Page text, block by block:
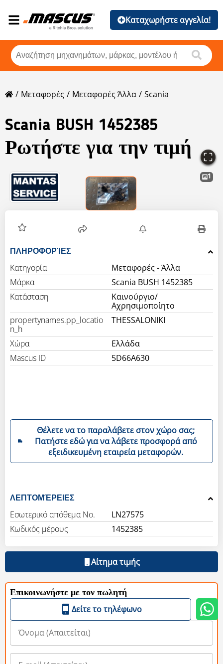
Καταχωρήστε αγγελία!
Μεταφορές Μεταφορές Άλλα Scania
Scania BUSH 1452385
Ρωτήστε για την τιμή
1
ΠΛΗΡΟΦΟΡΊΕΣ
Κατηγορία
Μεταφορές - Άλλα
Μάρκα
Scania BUSH 1452385
Κατάσταση
Καινούργιο/
Αχρησιμοποίητο
propertynames.pp_locatio
n_h
THESSALONIKI
Χώρα
Ελλάδα
Mascus ID
5D66A630
Θέλετε να το παραλάβετε στον χώρο σας;
Πατήστε εδώ για να λάβετε προσφορά από
εξειδικευμένη εταιρεία μεταφορών.
ΛΕΠΤΟΜΈΡΕΙΕΣ
Εσωτερικό απόθεμα Νο.
LN27575
Κωδικός μέρους
1452385
Αίτημα τιμής
Επικοινωνήστε με τον πωλητή
Δείτε το τηλέφωνο